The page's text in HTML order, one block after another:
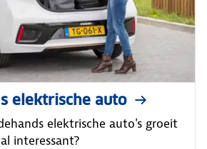
elektrische auto
elektrische auto's groeit
interessant?